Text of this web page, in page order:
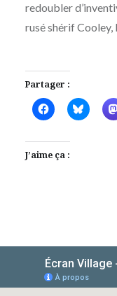
redoubler
rusé shérif
Partager :
J’aime ça :